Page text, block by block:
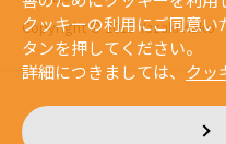
Copyright © 2015 Yazaki
クッキーの利用にご同意
タンを押してください。
詳細につきましては、 クッ